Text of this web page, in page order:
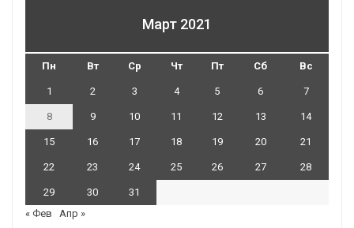
Март 2021
Пн Вт Ср Чт Пт Сб Вс
1 2 3 4 5 6 7
8 9 10 11 12 13 14
15 16 17 18 19 20 21
22 23 24 25 26 27 28
29 30
31
« Фев
Апр »